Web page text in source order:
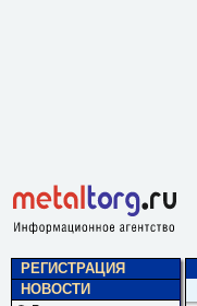
РЕГИСТРАЦИЯ
НОВОСТИ